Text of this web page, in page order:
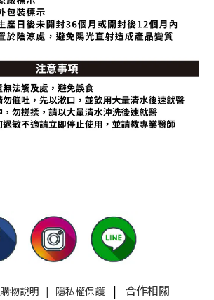
購物說明 | 隱私權保護| 合作相關